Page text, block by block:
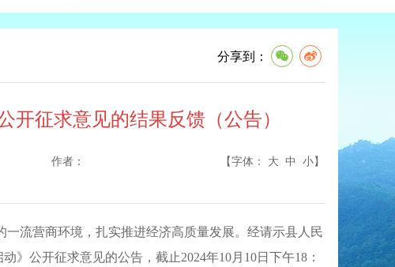
分享到：
征求意见的结果反馈（公告）
作者： 【字体： 大 中 小】
流营商环境，扎实推进经济高质量发展。经请示县人民
》公开征求意见的公告，截止2024年10月 10日下午18 ：